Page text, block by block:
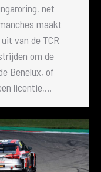
net
maakt
van de TCR
om de
Benelux, of
licentie,…